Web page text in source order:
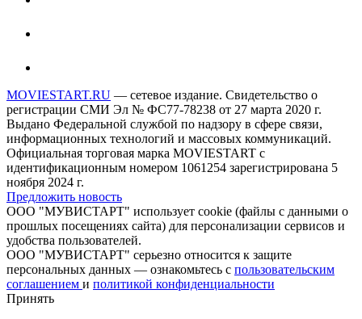
MOVIESTART.RU — сетевое издание. Свидетельство о
регистрации СМИ Эл № ФС77-78238 от 27 марта 2020 г.
Выдано Федеральной службой по надзору в сфере связи,
информационных технологий и массовых коммуникаций.
Официальная торговая марка MOVIESTART с
идентификационным номером 1061254 зарегистрирована 5
ноября 2024 г.
Предложить новость
ООО "МУВИСТАРТ" использует cookie (файлы с данными о
прошлых посещениях сайта) для персонализации сервисов и
удобства пользователей.
ООО "МУВИСТАРТ" серьезно относится к защите
персональных данных — ознакомьтесь с пользовательским
соглашением и политикой конфиденциальности
Принять